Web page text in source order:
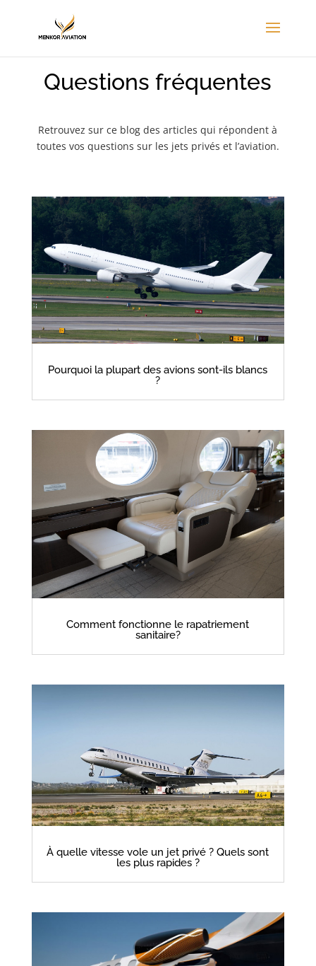
Questions fréquentes
Retrouvez sur ce blog des articles qui répondent à
toutes vos questions sur les jets privés et l’aviation.
Pourquoi la plupart des avions sont-ils blancs
?
Comment fonctionne le rapatriement
sanitaire?
À quelle vitesse vole un jet privé ? Quels sont
les plus rapides ?